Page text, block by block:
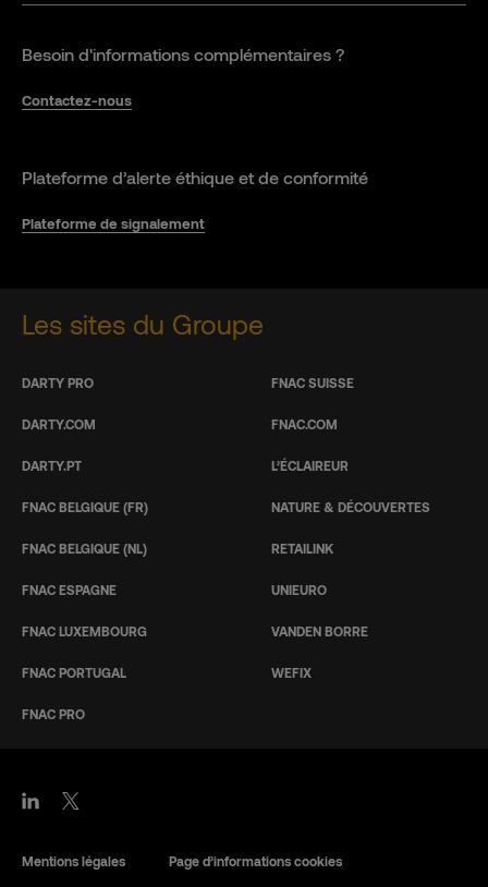
Besoin d'informations complémentaires ?
Contactez-nous
Plateforme d’alerte éthique et de conformité
Plateforme de signalement
Les sites du Groupe
DARTY PRO
DARTY.COM
DARTY.PT
FNAC BELGIQUE (FR)
FNAC BELGIQUE (NL)
FNAC ESPAGNE
FNAC LUXEMBOURG
FNAC PORTUGAL
FNAC PRO
FNAC SUISSE
FNAC.COM
L’ÉCLAIREUR
NATURE & DÉCOUVERTES
RETAILINK
UNIEURO
VANDEN BORRE
WEFIX
Mentions légales Page d’informations cookies